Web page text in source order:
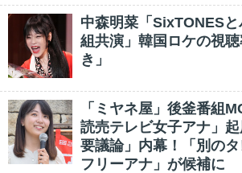
中森明菜「SixTONES
組共演」韓国ロケの視
き」
「ミヤネ屋」後釜番組
読売テレビ女子アナ」
要議論」内幕！「別の
フリーアナ」が候補に